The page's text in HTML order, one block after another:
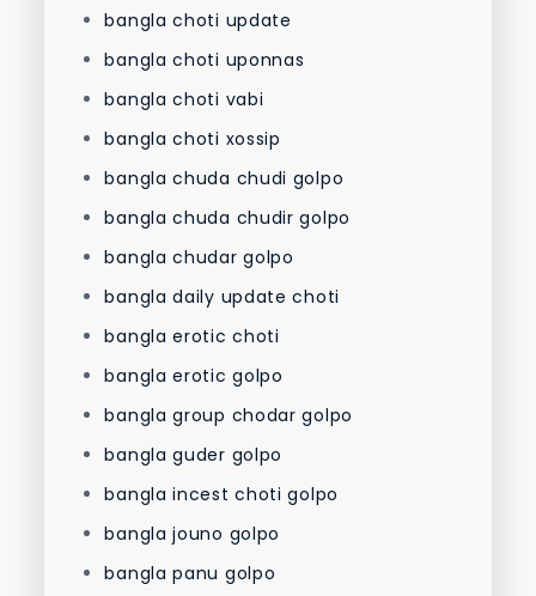
bangla choti update
bangla choti uponnas
bangla choti vabi
bangla choti xossip
bangla chuda chudi golpo
bangla chuda chudir golpo
bangla chudar golpo
bangla daily update choti
bangla erotic choti
bangla erotic golpo
bangla group chodar golpo
bangla guder golpo
bangla incest choti golpo
bangla jouno golpo
bangla panu golpo